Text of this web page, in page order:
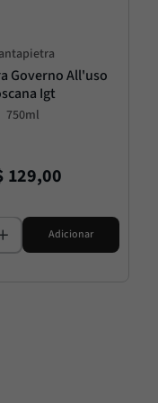
Governo All'uso
Igt
750ml
129,00
Adicionar